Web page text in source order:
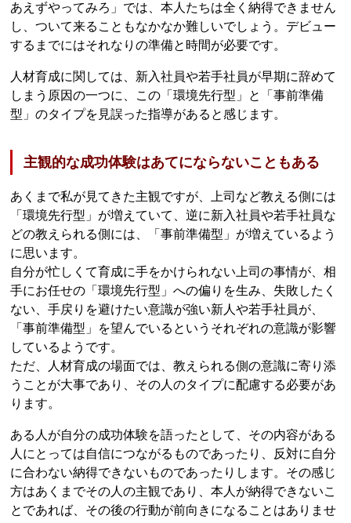
あえずやってみろ」では、本人たちは全く納得できません
し、ついて来ることもなかなか難しいでしょう。デビュー
するまでにはそれなりの準備と時間が必要です。
人材育成に関しては、新入社員や若手社員が早期に辞めて
しまう原因の一つに、この「環境先行型」と「事前準備
型」のタイプを見誤った指導があると感じます。
主観的な成功体験はあてにならないこともある
あくまで私が見てきた主観ですが、上司など教える側には
「環境先行型」が増えていて、逆に新入社員や若手社員な
どの教えられる側には、「事前準備型」が増えているよう
に思います。
自分が忙しくて育成に手をかけられない上司の事情が、相
手にお任せの「環境先行型」への偏りを生み、失敗したく
ない、手戻りを避けたい意識が強い新人や若手社員が、
「事前準備型」を望んでいるというそれぞれの意識が影響
しているようです。
ただ、人材育成の場面では、教えられる側の意識に寄り添
うことが大事であり、その人のタイプに配慮する必要があ
ります。
ある人が自分の成功体験を語ったとして、その内容がある
人にとっては自信につながるものであったり、反対に自分
に合わない納得できないものであったりします。その感じ
方はあくまでその人の主観であり、本人が納得できないこ
とであれば、その後の行動が前向きになることはありませ